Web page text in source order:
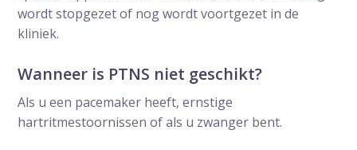
wordt stopgezet of nog wordt voortgezet in de
kliniek.
Wanneer is PTNS niet geschikt?
Als u een pacemaker heeft, ernstige
hartritmestoornissen of als u zwanger bent.